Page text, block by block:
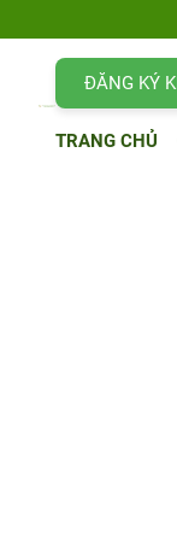
ĐĂNG KÝ
TRANG CHỦ